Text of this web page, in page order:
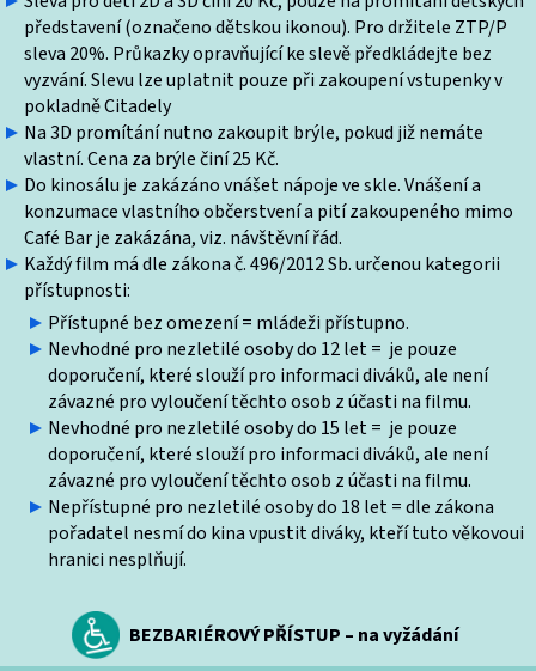
představení (označeno dětskou ikonou). Pro držitele ZTP/P
sleva 20%. Průkazky opravňující ke slevě předkládejte bez
vyzvání. Slevu lze uplatnit pouze při zakoupení vstupenky v
pokladně Citadely
Na 3D promítání nutno zakoupit brýle, pokud již nemáte
vlastní. Cena za brýle činí 25 Kč.
Do kinosálu je zakázáno vnášet nápoje ve skle. Vnášení a
konzumace vlastního občerstvení a pití zakoupeného mimo
Café Bar je zakázána, viz. návštěvní řád.
Každý film má dle zákona č. 496/2012 Sb. určenou kategorii
přístupnosti:
Přístupné bez omezení = mládeži přístupno.
Nevhodné pro nezletilé osoby do 12 let = je pouze
doporučení, které slouží pro informaci diváků, ale není
závazné pro vyloučení těchto osob z účasti na filmu.
Nevhodné pro nezletilé osoby do 15 let = je pouze
doporučení, které slouží pro informaci diváků, ale není
závazné pro vyloučení těchto osob z účasti na filmu.
Nepřístupné pro nezletilé osoby do 18 let = dle zákona
pořadatel nesmí do kina vpustit diváky, kteří tuto věkovoui
hranici nesplňují.
BEZBARIÉROVÝ PŘÍSTUP – na vyžádání